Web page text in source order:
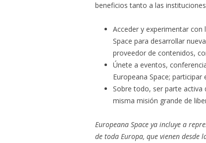
beneficios tanto a las
Acceder y experimentar con
Space para desarrollar
proveedor de contenidos,
Únete a eventos,
Europeana Space;
Sobre todo, ser parte activa
misma misión grande de
Europeana Space ya incluye a
de toda Europa, que vienen desde